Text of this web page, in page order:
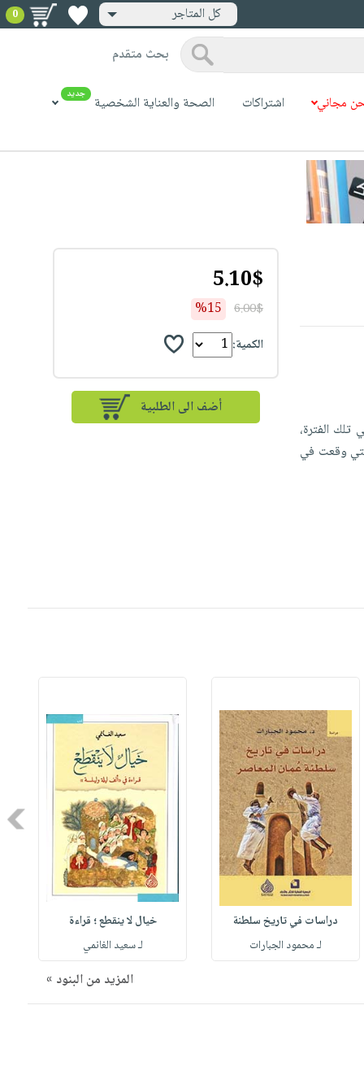
كل المتاجر 0
بحث متقدم
مجاني اشتراكات الصحة والعناية الشخصية جديد
تلك الفترة،
وقعت في
5.10$
6.00$
%15
الكمية:
أضف الى الطلبية
دراسات في تاريخ سلطنة
لـ محمود الجبارات
خيال لا ينقطع ؛ قراءة
لـ سعيد الغانمي
المزيد من البنود »